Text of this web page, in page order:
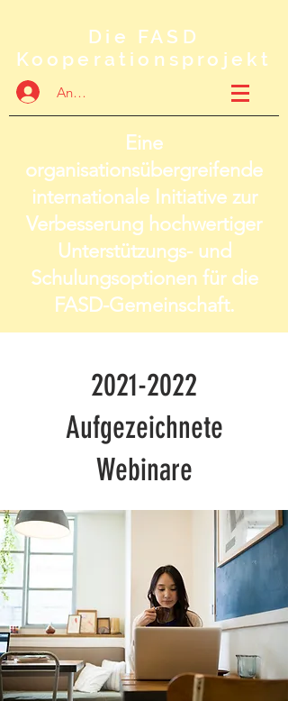
Die FASD
Kooperationsprojekt
Anmelden
Eine
organisationsübergreifende
internationale Initiative zur
Verbesserung hochwertiger
Unterstützungs- und
Schulungsoptionen für die
FASD-Gemeinschaft.
2021-2022
Aufgezeichnete
Webinare